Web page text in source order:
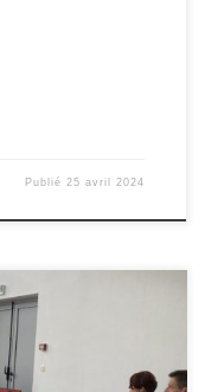
Publié25 avril 2024
et N Marcheguay) de